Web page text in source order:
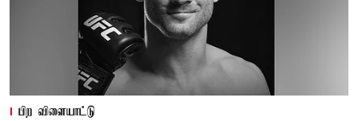
பிற விளையாட்டு